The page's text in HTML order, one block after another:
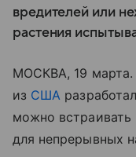
вредителей или
растения
МОСКВА, 19
из США
можно встраивать
для непрерывных